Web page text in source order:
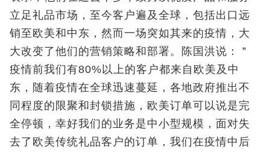
立足礼品市场，至今客户遍及全球，包括出口远
销至欧美和中东，然而一场突如其来的疫情，大
大改变了他们的营销策略和部署。陈国洪说：＂
疫情前我们有80%以上的客户都来自欧美及中
东，随着疫情在全球迅速蔓延，各地政府推出不
同程度的限聚和封锁措施，欧美订单可以说是完
全停顿，幸好我们的业务是中小型规模，面对失
去了欧美传统礼品客户的订单，我们在疫情中后